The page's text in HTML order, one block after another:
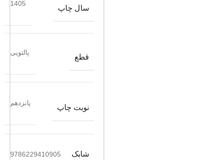
سال چاپ
1405
قطع
پالتویی
نوبت چاپ
پانزدهم
شابک 9786229410905